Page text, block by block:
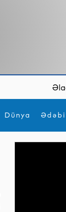
Dünya